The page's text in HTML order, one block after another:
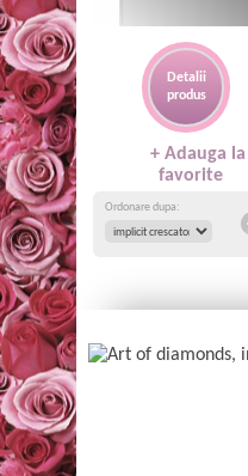
Detalii
produs
+ Adauga la
favorite
Ordonare dupa: